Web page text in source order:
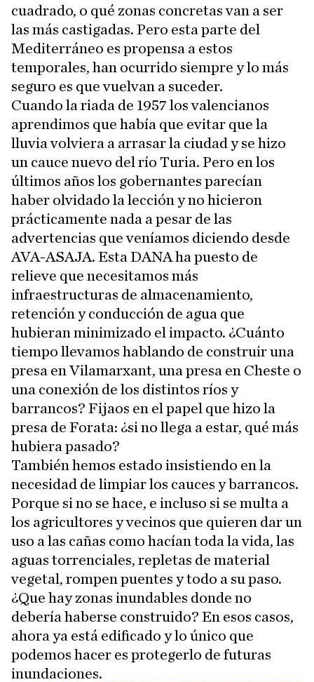
cuadrado, o qué zonas concretas van a ser
las más castigadas. Pero esta parte del
Mediterráneo es propensa a estos
temporales, han ocurrido siempre y lo más
seguro es que vuelvan a suceder.
Cuando la riada de 1957 los valencianos
aprendimos que había que evitar que la
lluvia volviera a arrasar la ciudad y se hizo
un cauce nuevo del río Turia. Pero en los
últimos años los gobernantes parecían
haber olvidado la lección y no hicieron
prácticamente nada a pesar de las
advertencias que veníamos diciendo desde
AVA-ASAJA. Esta DANA ha puesto de
relieve que necesitamos más
infraestructuras de almacenamiento,
retención y conducción de agua que
hubieran minimizado el impacto. ¿Cuánto
tiempo llevamos hablando de construir una
presa en Vilamarxant, una presa en Cheste o
una conexión de los distintos ríos y
barrancos? Fijaos en el papel que hizo la
presa de Forata: ¿si no llega a estar, qué más
hubiera pasado?
También hemos estado insistiendo en la
necesidad de limpiar los cauces y barrancos.
Porque si no se hace, e incluso si se multa a
los agricultores y vecinos que quieren dar un
uso a las cañas como hacían toda la vida, las
aguas torrenciales, repletas de material
vegetal, rompen puentes y todo a su paso.
¿Que hay zonas inundables donde no
debería haberse construido? En esos casos,
ahora ya está edificado y lo único que
podemos hacer es protegerlo de futuras
inundaciones.